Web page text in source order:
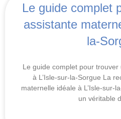
Le guide complet
assistante
la-
Le guide complet pour
à L’Isle-sur-la-Sorgue La
maternelle idéale à L’Isle-sur-
un véritable